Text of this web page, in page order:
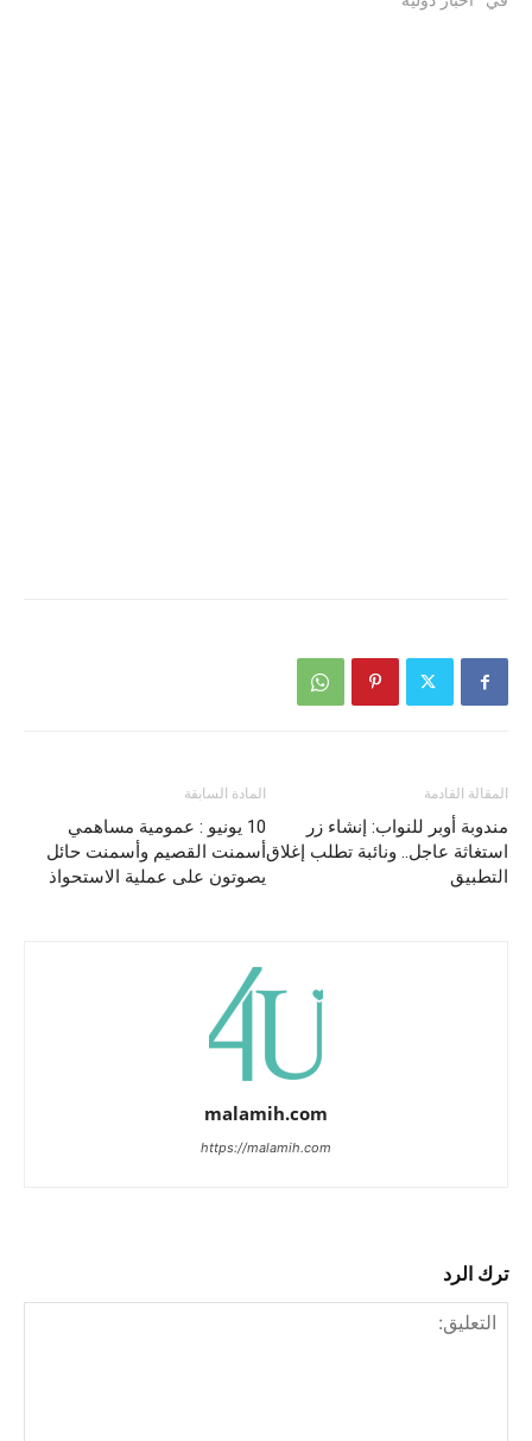
المادة السابقة
10 يونيو : عمومية مساهمي
أسمنت القصيم وأسمنت حائل
يصوتون على عملية الاستحواذ
المقالة القادمة
مندوبة أوبر للنواب: إنشاء زر
استغاثة عاجل.. ونائبة تطلب إغلاق
التطبيق
malamih.com
https://malamih.com
ترك الرد